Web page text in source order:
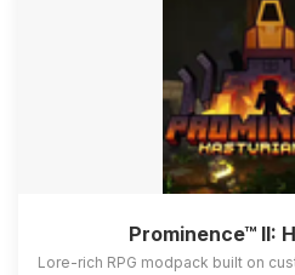
Prominence™ II:
Lore-rich RPG modpack built on